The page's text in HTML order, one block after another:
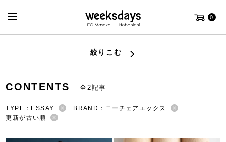
0
絞りこむ
CONTENTS 全2記事
TYPE：ESSAY
BRAND：ニーチェアエックス
更新が古い順